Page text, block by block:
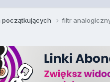
początkujących filtr